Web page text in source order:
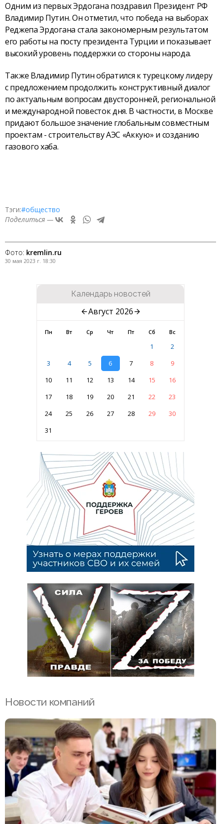
Одним из первых Эрдогана поздравил Президент РФ
Владимир Путин. Он отметил, что победа на выборах
Реджепа Эрдогана стала закономерным результатом
его работы на посту президента Турции и показывает
высокий уровень поддержки со стороны народа.
Также Владимир Путин обратился к турецкому лидеру
с предложением продолжить конструктивный диалог
по актуальным вопросам двусторонней, региональной
и международной повесток дня. В частности, в Москве
придают большое значение глобальным совместным
проектам - строительству АЭС «Аккую» и созданию
газового хаба.
Тэги:#общество
Поделиться —
Фото: kremlin.ru
30 мая 2023 г. 18:30
Календарь новостей
Август 2026
Пн Вт Ср Чт Пт Сб Вс
1
2
3
4 5 6 7 8
9
10
11 12 13 14 15
16
17
18 19 20 21 22
23
24
25 26 27 28 29
30
31
Новости компаний